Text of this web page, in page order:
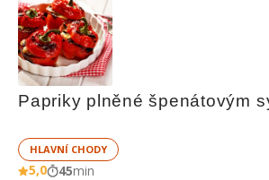
Papriky plněné špenátovým
HLAVNÍ CHODY
5,0 45min